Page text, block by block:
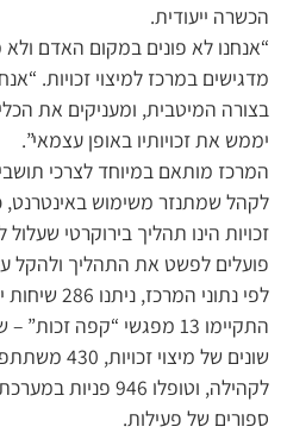
הכשרה ייעודית.
“אנחנו לא פונים במקום האדם ולא
מדגישים במרכז למיצוי זכויות.
בצורה המיטבית, ומעניקים את
יממש את זכויותיו באופן עצמאי”.
המרכז מותאם במיוחד לצרכי
לקהל שמתנזר משימוש באינטרנט,
זכויות הינו תהליך בירוקרטי
פועלים לפשט את התהליך ולהקל
לפי נתוני
התקיימו 13 מפגשי “קפה
שונים של
לקהילה, וטופלו 946
ספורים של פעילות.